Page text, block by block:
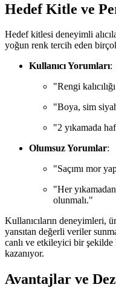
Hedef Kitle ve
Hedef kitlesi deneyimli
yoğun renk tercih eden
Kullanıcı Yorumları:
"Rengi
"Boya, sim
"2 yıkamada
Olumsuz Yorumlar:
"Saçımı mor
"Her
olunmalı."
Kullanıcıların deneyimleri,
yansıtan değerli veriler
canlı ve etkileyici bir şekilde
kazanıyor.
Avantajlar ve